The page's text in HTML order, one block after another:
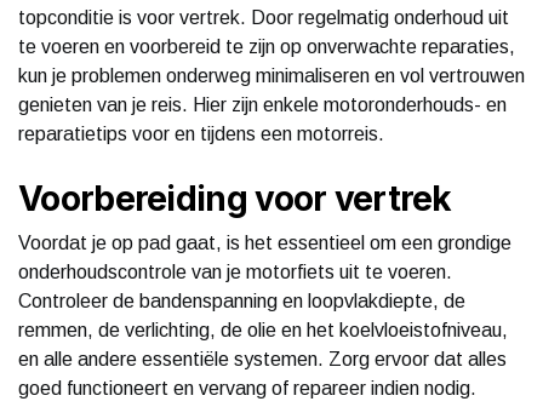
topconditie is voor vertrek. Door regelmatig onderhoud uit
te voeren en voorbereid te zijn op onverwachte reparaties,
kun je problemen onderweg minimaliseren en vol vertrouwen
genieten van je reis. Hier zijn enkele motoronderhouds- en
reparatietips voor en tijdens een motorreis.
Voorbereiding voor vertrek
Voordat je op pad gaat, is het essentieel om een grondige
onderhoudscontrole van je motorfiets uit te voeren.
Controleer de bandenspanning en loopvlakdiepte, de
remmen, de verlichting, de olie en het koelvloeistofniveau,
en alle andere essentiële systemen. Zorg ervoor dat alles
goed functioneert en vervang of repareer indien nodig.